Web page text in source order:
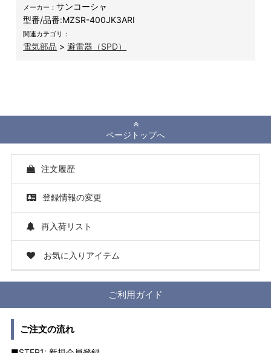
メーカー：サンコーシャ
型番/品番:MZSR-400JK3ARI
関連カテゴリ：
電気部品 >避雷器（SPD）
ページトップへ
注文履歴
登録情報の変更
再入荷リスト
お気に入りアイテム
ご利用ガイド
ご注文の流れ